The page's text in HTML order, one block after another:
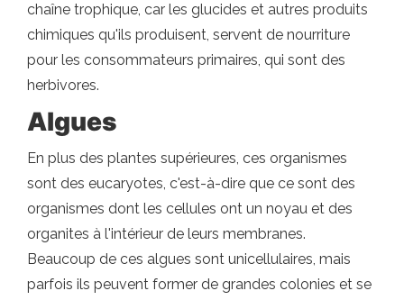
chaîne trophique, car les glucides et autres produits
chimiques qu'ils produisent, servent de nourriture
pour les consommateurs primaires, qui sont des
herbivores.
Algues
En plus des plantes supérieures, ces organismes
sont des eucaryotes, c'est-à-dire que ce sont des
organismes dont les cellules ont un noyau et des
organites à l'intérieur de leurs membranes.
Beaucoup de ces algues sont unicellulaires, mais
parfois ils peuvent former de grandes colonies et se